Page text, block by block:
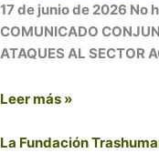
17 de junio de 2026 No
COMUNICADO
ATAQUES AL SECTOR
Leer más »
La Fundación